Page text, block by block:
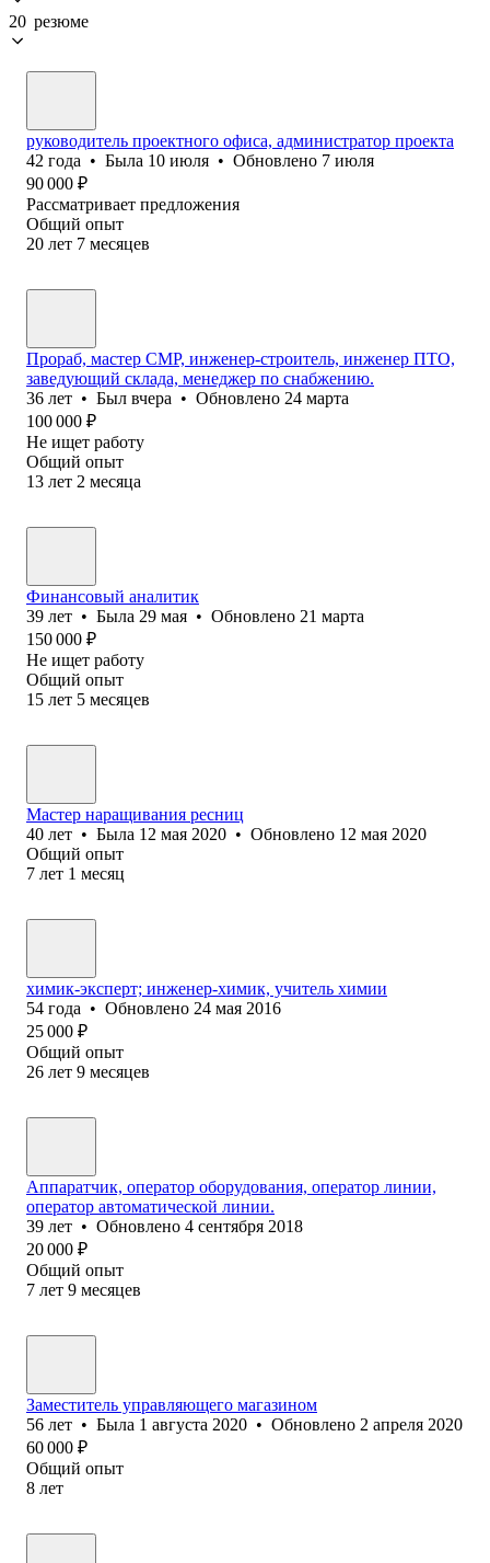
20 резюме
руководитель проектного офиса, администратор проекта
42 года • Была 10 июля • Обновлено 7 июля
90 000 ₽
Рассматривает предложения
Общий опыт
20 лет 7 месяцев
Прораб, мастер СМР, инженер-строитель, инженер ПТО,
заведующий склада, менеджер по снабжению.
36 лет • Был вчера • Обновлено 24 марта
100 000 ₽
Не ищет работу
Общий опыт
13 лет 2 месяца
Финансовый аналитик
39 лет • Была 29 мая • Обновлено 21 марта
150 000 ₽
Не ищет работу
Общий опыт
15 лет 5 месяцев
Мастер наращивания ресниц
40 лет • Была 12 мая 2020 • Обновлено 12 мая 2020
Общий опыт
7 лет 1 месяц
химик-эксперт; инженер-химик, учитель химии
54 года • Обновлено 24 мая 2016
25 000 ₽
Общий опыт
26 лет 9 месяцев
Аппаратчик, оператор оборудования, оператор линии,
оператор автоматической линии.
39 лет • Обновлено 4 сентября 2018
20 000 ₽
Общий опыт
7 лет 9 месяцев
Заместитель управляющего магазином
56 лет • Была 1 августа 2020 • Обновлено 2 апреля 2020
60 000 ₽
Общий опыт
8 лет